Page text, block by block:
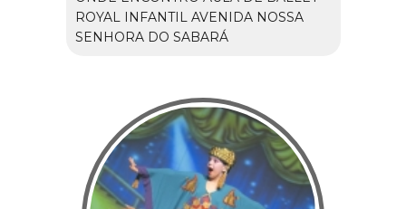
ROYAL INFANTIL AVENIDA NOSSA
SENHORA DO SABARÁ